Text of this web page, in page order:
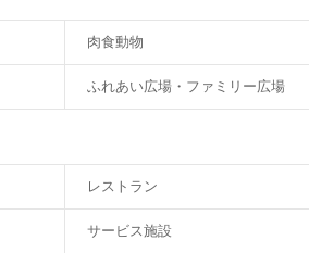
肉食動物
ふれあい広場・ファミリー広場
レストラン
サービス施設